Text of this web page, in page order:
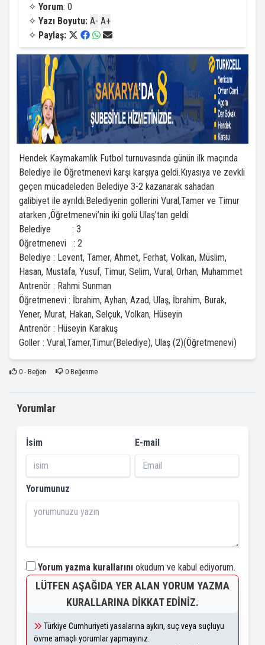
✧ Yorum: 0
✧ Yazı Boyutu: A- A+
✧ Paylaş:
Hendek Kaymakamlık Futbol turnuvasında günün ilk maçında
Belediye ile Öğretmenevi karşı karşıya geldi.Kıyasıya ve zevkli
geçen mücadeleden Belediye 3-2 kazanarak sahadan
galibiyet ile ayrıldı.Belediyenin gollerini Vural,Tamer ve Timur
atarken ,Öğretmenevi’nin iki golü Ulaş’tan geldi.
Belediye : 3
Öğretmenevi : 2
Belediye : Levent, Tamer, Ahmet, Ferhat, Volkan, Müslim,
Hasan, Mustafa, Yusuf, Timur, Selim, Vural, Orhan, Muhammet
Antrenör : Rahmi Sunman
Öğretmenevi : İbrahim, Ayhan, Azad, Ulaş, İbrahim, Burak,
Yener, Murat, Hakan, Selçuk, Volkan, Hüseyin
Antrenör : Hüseyin Karakuş
Goller : Vural,Tamer,Timur(Belediye), Ulaş (2)(Öğretmenevi)
0- Beğen 0Beğenme
Yorumlar
İsim E-mail
Yorumunuz
Yorum yazma kurallarını okudum ve kabul ediyorum.
LÜTFEN AŞAĞIDA YER ALAN YORUM YAZMA
KURALLARINA DIKKAT EDINIZ.
Türkiye Cumhuriyeti yasalarına aykırı, suç veya suçluyu
övme amaçlı yorumlar yapmayınız.